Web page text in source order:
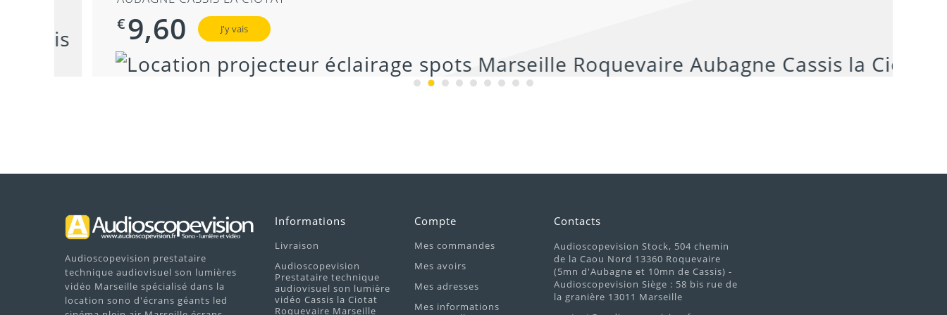
9,60 J'y vais
Audioscopevision prestataire
technique audiovisuel son lumières
vidéo Marseille spécialisé dans la
location sono d'écrans géants led
Informations
Livraison
Audioscopevision
Prestataire technique
audiovisuel son lumière
vidéo Cassis la Ciotat
Roquevaire Marseille
Compte
Mes commandes
Mes avoirs
Mes adresses
Mes informations
Contacts
Audioscopevision Stock, 504 chemin
de la Caou Nord 13360 Roquevaire
(5mn d'Aubagne et 10mn de Cassis) -
Audioscopevision Siège : 58 bis rue de
la granière 13011 Marseille